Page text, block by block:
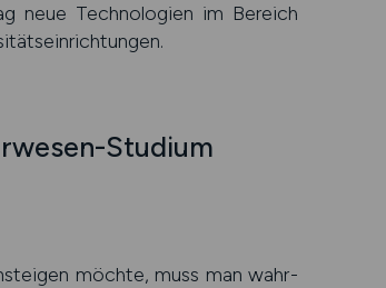
neue Techno­logien im Bereich
Studium
möchte, muss man wahr­